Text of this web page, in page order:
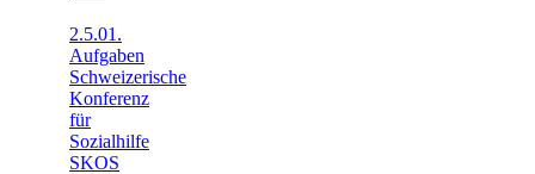
2.5.01.
Aufgaben
Schweizerische
Konferenz
für
Sozialhilfe
SKOS